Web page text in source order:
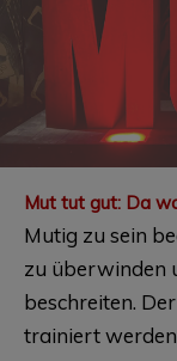
Mut tut gut: Da
Mutig zu sein
zu überwinden
beschreiten.
trainiert